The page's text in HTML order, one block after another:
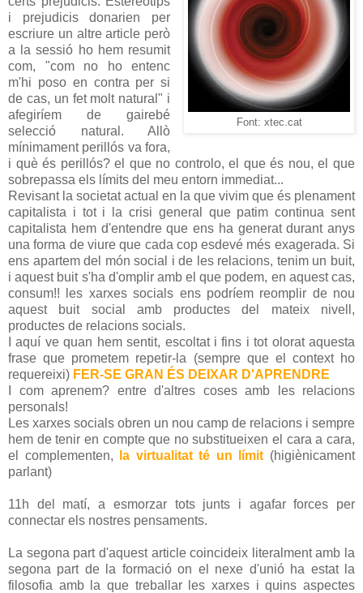
Font: xtec.cat
i prejudicis donarien per
escriure un altre article però
a la sessió ho hem resumit
com, "com no ho entenc
m'hi poso en contra per si
de cas, un fet molt natural" i
afegiríem de gairebé
selecció natural. Allò
mínimament perillós va fora,
i què és perillós? el que no controlo, el que és nou, el que
sobrepassa els límits del meu entorn immediat...
Revisant la societat actual en la que vivim que és plenament
capitalista i tot i la crisi general que patim continua sent
capitalista hem d'entendre que ens ha generat durant anys
una forma de viure que cada cop esdevé més exagerada. Si
ens apartem del món social i de les relacions, tenim un buit,
i aquest buit s'ha d'omplir amb el que podem, en aquest cas,
consum!! les xarxes socials ens podríem reomplir de nou
aquest buit social amb productes del mateix nivell,
productes de relacions socials.
I aquí ve quan hem sentit, escoltat i fins i tot olorat aquesta
frase que prometem repetir-la (sempre que el context ho
requereixi) FER-SE GRAN ÉS DEIXAR D'APRENDRE
I com aprenem? entre d'altres coses amb les relacions
personals!
Les xarxes socials obren un nou camp de relacions i sempre
hem de tenir en compte que no substitueixen el cara a cara,
el complementen,
la virtualitat té un límit (higiènicament
parlant)
11h del matí, a esmorzar tots junts i agafar forces per
connectar els nostres pensaments.
La segona part d'aquest article coincideix literalment amb la
segona part de la formació on el nexe d'unió ha estat la
filosofia amb la que treballar les xarxes i quins aspectes